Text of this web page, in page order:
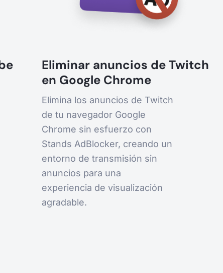
Eliminar anuncios de Twitch
en Google Chrome
Elimina los anuncios de Twitch
de tu navegador Google
Chrome sin esfuerzo con
Stands AdBlocker, creando un
entorno de transmisión sin
anuncios para una
experiencia de visualización
agradable.